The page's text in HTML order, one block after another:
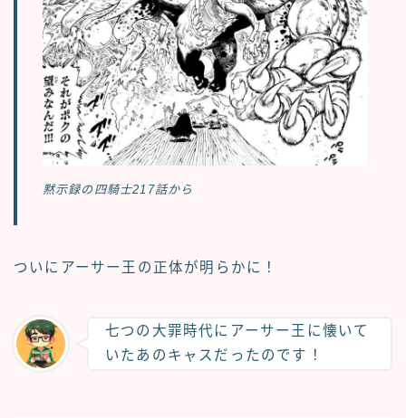
黙示録の四騎士217話から
ついにアーサー王の正体が明らかに！
七つの大罪時代にアーサー王に懐いて
いたあのキャスだったのです！